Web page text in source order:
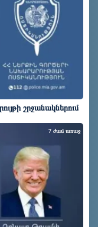
շրջանակներում
7 ժամ առաջ